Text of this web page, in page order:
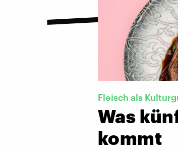
Fleisch als
Was
kommt